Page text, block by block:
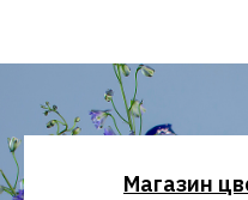
Магазин